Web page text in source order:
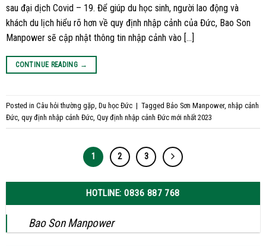
sau đại dịch Covid – 19. Để giúp du học sinh, người lao động và
khách du lịch hiểu rõ hơn về quy định nhập cảnh của Đức, Bao Son
Manpower sẽ cập nhật thông tin nhập cảnh vào […]
CONTINUE READING →
Posted in Câu hỏi thường gặp Du học Đức | Tagged Bảo Sơn Manpower, nhập cảnh
Đức quy định nhập cảnh Đức Quy định nhập cảnh Đức mới nhất 2023
1 2 3
HOTLINE: 0836 887 768
Bao Son Manpower